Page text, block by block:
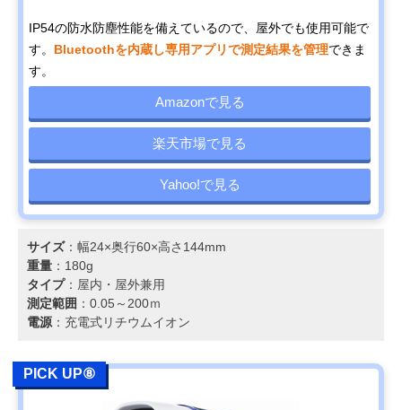
IP54の防水防塵性能を備えているので、屋外でも使用可能で
す。 Bluetoothを内蔵し専用アプリで測定結果を管理できま
す。
Amazonで見る
楽天市場で見る
Yahoo!で見る
サイズ：幅24×奥行60×高さ144mm
重量 ：180g
タイプ：屋内・屋外兼用
測定範囲 ：0.05～200ｍ
電源：充電式リチウムイオン
PICK UP⑧